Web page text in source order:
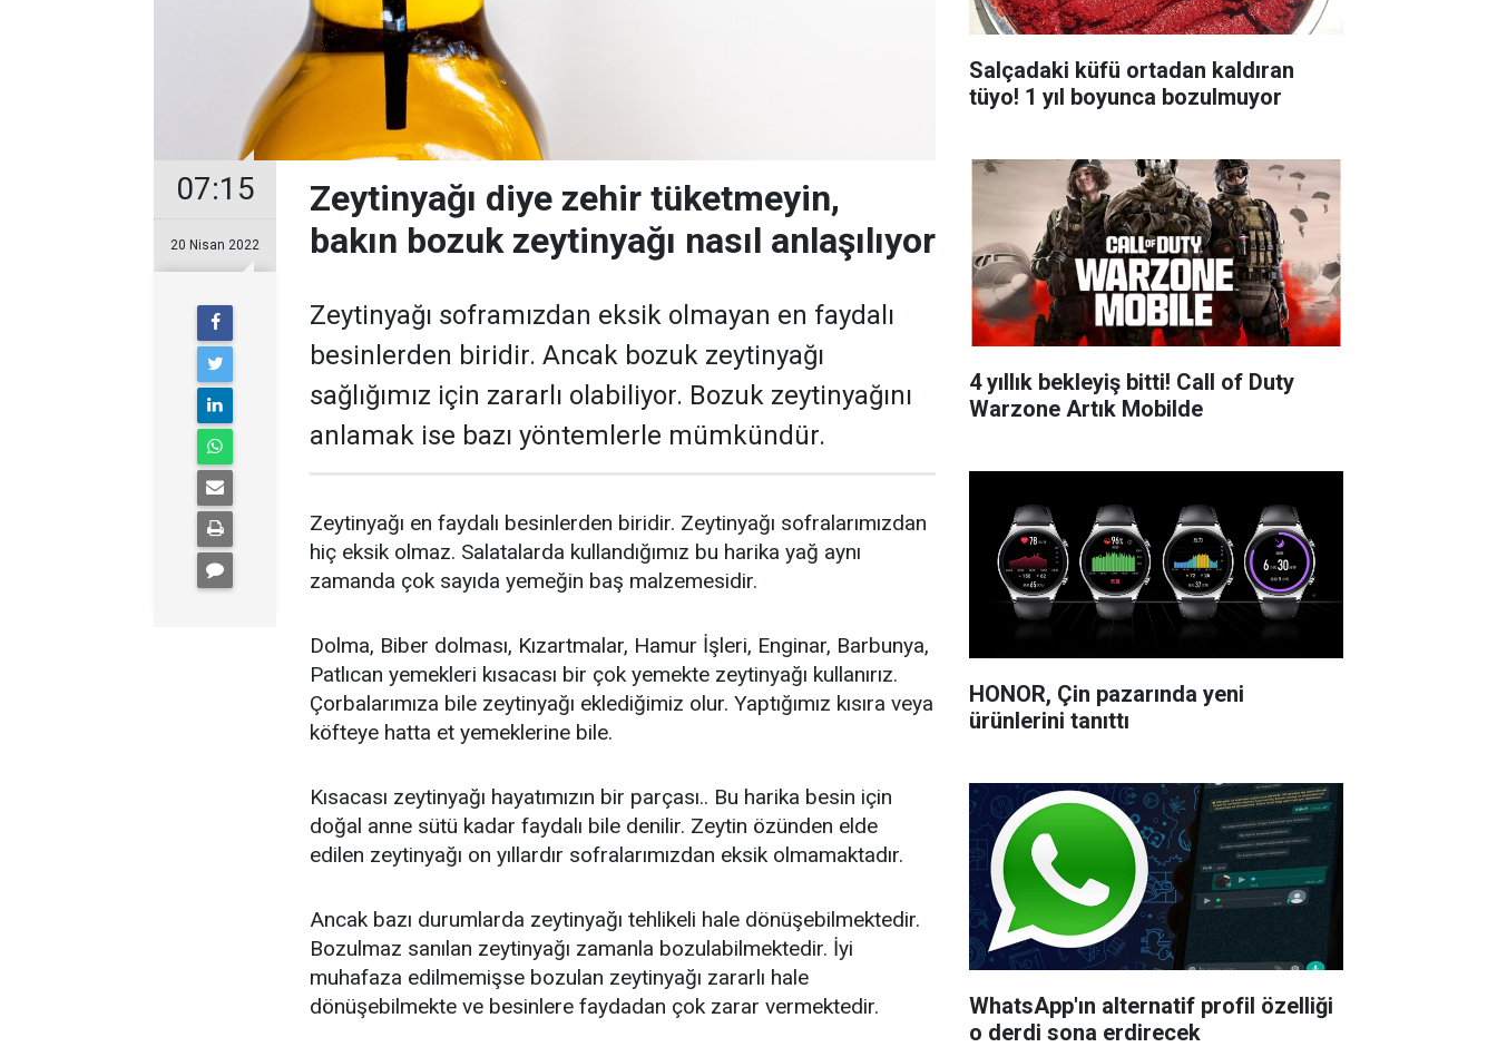
07:15
20 Nisan 2022
Zeytinyağı diye zehir tüketmeyin,
bakın bozuk zeytinyağı nasıl anlaşılıyor
Zeytinyağı soframızdan eksik olmayan en faydalı
besinlerden biridir. Ancak bozuk zeytinyağı
sağlığımız için zararlı olabiliyor. Bozuk zeytinyağını
anlamak ise bazı yöntemlerle mümkündür.
Zeytinyağı en faydalı besinlerden biridir. Zeytinyağı sofralarımızdan
hiç eksik olmaz. Salatalarda kullandığımız bu harika yağ aynı
zamanda çok sayıda yemeğin baş malzemesidir.
Dolma, Biber dolması, Kızartmalar, Hamur İşleri, Enginar, Barbunya,
Patlıcan yemekleri kısacası bir çok yemekte zeytinyağı kullanırız.
Çorbalarımıza bile zeytinyağı eklediğimiz olur. Yaptığımız kısıra veya
köfteye hatta et yemeklerine bile.
Kısacası zeytinyağı hayatımızın bir parçası.. Bu harika besin için
doğal anne sütü kadar faydalı bile denilir. Zeytin özünden elde
edilen zeytinyağı on yıllardır sofralarımızdan eksik olmamaktadır.
Ancak bazı durumlarda zeytinyağı tehlikeli hale dönüşebilmektedir.
Bozulmaz sanılan zeytinyağı zamanla bozulabilmektedir. İyi
muhafaza edilmemişse bozulan zeytinyağı zararlı hale
dönüşebilmekte ve besinlere faydadan çok zarar vermektedir.
Salçadaki küfü ortadan kaldıran
tüyo! 1 yıl boyunca bozulmuyor
4 yıllık bekleyiş bitti! Call of Duty
Warzone Artık Mobilde
HONOR, Çin pazarında yeni
ürünlerini tanıttı
WhatsApp'ın alternatif profil özelliği
o derdi sona erdirecek